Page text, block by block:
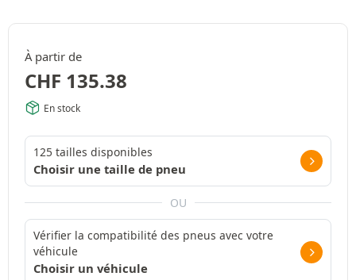
À partir de
CHF 135.38
En stock
125 tailles disponibles
Choisir une taille de pneu
OU
Vérifier la compatibilité des pneus avec votre
véhicule
Choisir un véhicule